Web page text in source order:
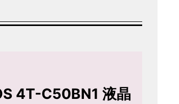
4T-C50BN1 液晶